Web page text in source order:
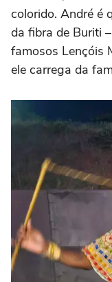
colorido. André é
da fibra de Buriti
famosos Lençóis
ele carrega da